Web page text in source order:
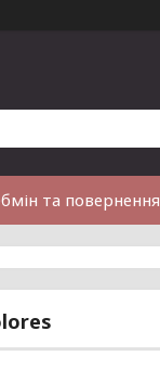
та повернення